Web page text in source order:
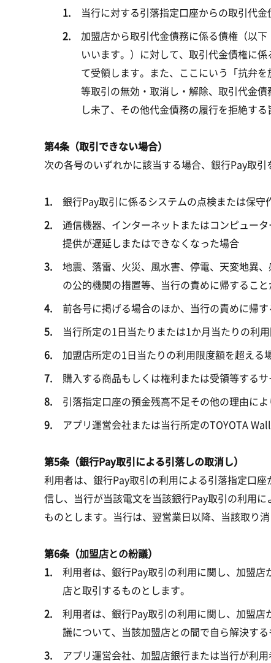
当行に対する引落指定口座からの取引代
加盟店から取引代金債務に係る債権（以
いいます。）に対して、取引代金債権に
て受領します。また、ここにいう「抗弁
等取引の無効・取消し・解除、取引代金
し未了、その他代金債務の履行を拒絶す
第4条（取引できない場合）
次の各号のいずれかに該当する場合、銀行Pay取引
銀行Pay取引に係るシステムの点検または保守
通信機器、インターネットまたはコンピュー
提供が遅延しまたはできなくなった場合
地震、落雷、火災、風水害、停電、天変地異
の公的機関の措置等、当行の責めに帰するこ
前各号に掲げる場合のほか、当行の責めに帰
当行所定の1日当たりまたは1か月当たりの利
加盟店所定の1日当たりの利用限度額を超える
購入する商品もしくは権利または受領等する
引落指定口座の預金残高不足その他の理由に
アプリ運営会社または当行所定のTOYOTA
第5条（銀行Pay取引による引落しの取消し）
利用者は、銀行Pay取引の利用による引落指定口
信し、当行が当該電文を当該銀行Pay取引の利用
ものとします。当行は、翌営業日以降、当該取り
第6条（加盟店との紛議）
利用者は、銀行Pay取引の利用に関し、加盟
店と取引するものとします。
利用者は、銀行Pay取引の利用に関し、加盟
議について、当該加盟店との間で自ら解決する
アプリ運営会社、加盟店銀行または当行が利